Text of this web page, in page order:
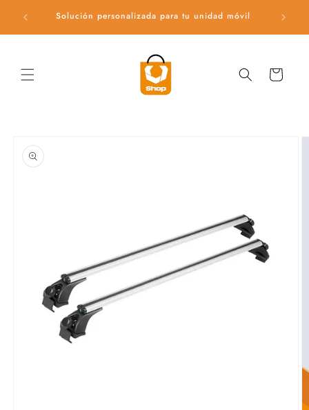
directamenteSolución personalizada para tu unidad móvil
Carrito
a la
información